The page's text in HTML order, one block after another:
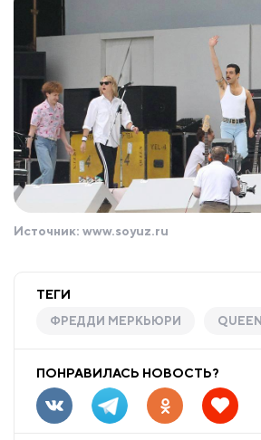
Источник: www.soyuz.ru
ТЕГИ
ФРЕДДИ МЕРКЬЮРИ QUEEN
ПОНРАВИЛАСЬ НОВОСТЬ?